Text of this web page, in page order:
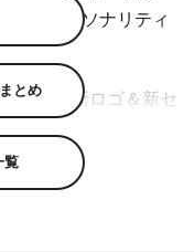
曜パーソナリティ
ナー＆新ロゴ＆新セ
スペシャル』内
が就任することが発
とめ
覧